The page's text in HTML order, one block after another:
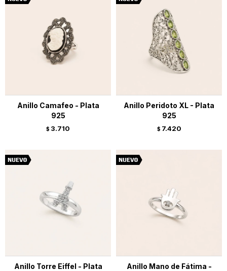
Anillo Camafeo - Plata
925
$ 3.710
Anillo Peridoto XL - Plata
925
$ 7.420
Anillo Torre Eiffel - Plata
Anillo Mano de Fátima -